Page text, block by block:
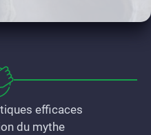
efficaces
du mythe